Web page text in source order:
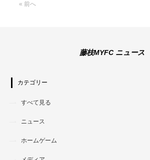
« 前へ
藤枝MYFC ニュース
カテゴリー
すべて見る
ニュース
ホームゲーム